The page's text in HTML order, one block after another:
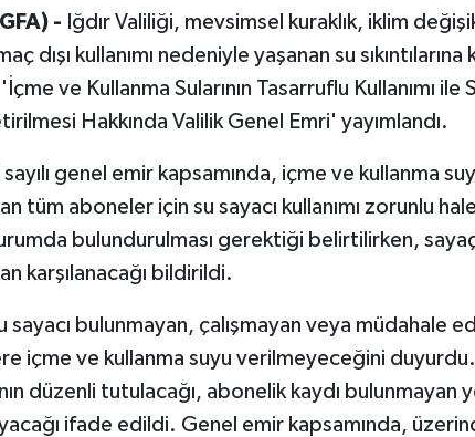
- Iğdır Valiliği, mevsimsel kuraklık, iklim
dışı kullanımı nedeniyle yaşanan su
ve Kullanma Sularının Tasarruflu Kullanımı ile
Hakkında Valilik Genel Emri' yayımlandı.
genel emir kapsamında, içme ve kullanma
tüm aboneler için su sayacı kullanımı zorunlu
bulundurulması gerektiği belirtilirken,
karşılanacağı bildirildi.
sayacı bulunmayan, çalışmayan veya müdahale
içme ve kullanma suyu verilmeyeceğini
düzenli tutulacağı, abonelik kaydı bulunmayan
ifade edildi. Genel emir kapsamında,